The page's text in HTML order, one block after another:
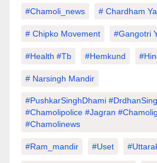
#chamoli_news # Chardham
# Chipko Movement #Gangotri
#Health #tb #hemkund
# Narsingh Mandir
#PushkarSinghDhami
#chamolipolice #Jagran
#chamolinews
#Ram_mandir #uset